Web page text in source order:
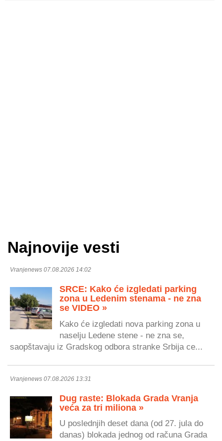
Najnovije vesti
Vranjenews 07.08.2026 14:02
SRCE: Kako će izgledati parking
zona u Ledenim stenama - ne zna
se VIDEO »
Kako će izgledati nova parking zona u
naselju Ledene stene - ne zna se,
saopštavaju iz Gradskog odbora stranke Srbija ce...
Vranjenews 07.08.2026 13:31
Dug raste: Blokada Grada Vranja
veća za tri miliona »
U poslednjih deset dana (od 27. jula do
danas) blokada jednog od računa Grada